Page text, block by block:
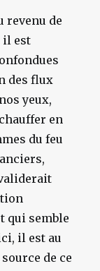
revenu de
il est
des flux
yeux,
en
du feu
qui semble
il est au
de ce